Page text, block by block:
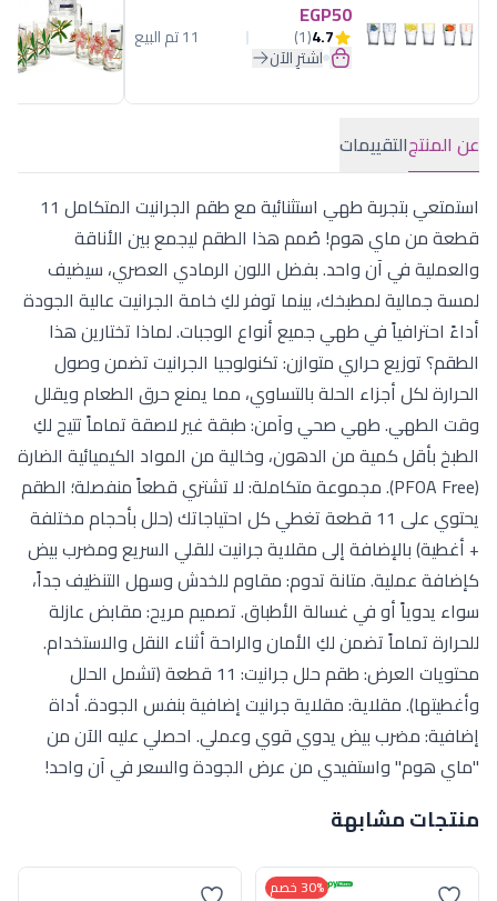
EGP50
4.7
(1) 11 تم البيع
اشترِ الآن
عن المنتجالتقييمات
استمتعي بتجربة طهي استثنائية مع طقم الجرانيت المتكامل 11
قطعة من ماي هوم! صُمم هذا الطقم ليجمع بين الأناقة
والعملية في آن واحد. بفضل اللون الرمادي العصري، سيضيف
لمسة جمالية لمطبخك، بينما توفر لكِ خامة الجرانيت عالية الجودة
أداءً احترافياً في طهي جميع أنواع الوجبات. لماذا تختارين هذا
الطقم؟ توزيع حراري متوازن: تكنولوجيا الجرانيت تضمن وصول
الحرارة لكل أجزاء الحلة بالتساوي، مما يمنع حرق الطعام ويقلل
وقت الطهي. طهي صحي وآمن: طبقة غير لاصقة تماماً تتيح لكِ
الطبخ بأقل كمية من الدهون، وخالية من المواد الكيميائية الضارة
(PFOA Free). مجموعة متكاملة: لا تشتري قطعاً منفصلة؛ الطقم
يحتوي على 11 قطعة تغطي كل احتياجاتك (حلل بأحجام مختلفة
+ أغطية) بالإضافة إلى مقلاية جرانيت للقلي السريع ومضرب بيض
كإضافة عملية. متانة تدوم: مقاوم للخدش وسهل التنظيف جداً،
سواء يدوياً أو في غسالة الأطباق. تصميم مريح: مقابض عازلة
للحرارة تماماً تضمن لكِ الأمان والراحة أثناء النقل والاستخدام.
محتويات العرض: طقم حلل جرانيت: 11 قطعة (تشمل الحلل
وأغطيتها). مقلاية: مقلاية جرانيت إضافية بنفس الجودة. أداة
إضافية: مضرب بيض يدوي قوي وعملي. احصلي عليه الآن من
"ماي هوم" واستفيدي من عرض الجودة والسعر في آن واحد!
منتجات مشابهة
30% خصم